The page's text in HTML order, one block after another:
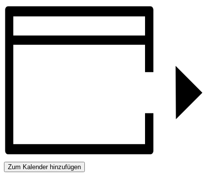
Zum Kalender hinzufügen